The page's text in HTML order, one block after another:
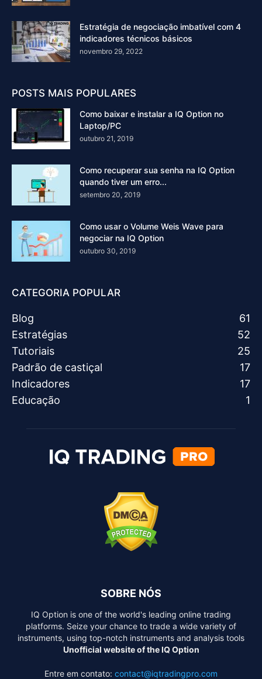
Estratégia de negociação imbatível com 4
indicadores técnicos básicos
novembro 29, 2022
POSTS MAIS POPULARES
Como baixar e instalar a IQ Option no
Laptop/PC
outubro 21, 2019
Como recuperar sua senha na IQ Option
quando tiver um erro...
setembro 20, 2019
Como usar o Volume Weis Wave para
negociar na IQ Option
outubro 30, 2019
CATEGORIA POPULAR
Blog
61
Estratégias
52
Tutoriais
25
Padrão de castiçal
17
Indicadores
17
Educação
1
SOBRE NÓS
IQ Option is one of the world's leading online trading
platforms. Seize your chance to trade a wide variety of
instruments, using top-notch instruments and analysis tools
Unofficial website of the IQ Option
Entre em contato: contact@iqtradingpro.com